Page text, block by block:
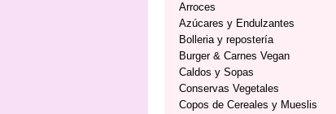
Arroces
Azúcares y Endulzantes
Bolleria y repostería
Burger & Carnes Vegan
Caldos y Sopas
Conservas Vegetales
Copos de Cereales y Mueslis